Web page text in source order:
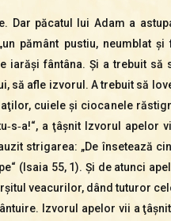
Dar păcatul lui Adam a
pământ pustiu, neumblat
iarăşi fântâna. Şi a trebuit
să afle izvorul. A trebuit să
cuiele şi ciocanele
a ţâşnit Izvorul
strigarea: „De însetează
(Isaia 55, 1). Şi de atunci
veacurilor, dând tuturor
Izvorul apelor vii a